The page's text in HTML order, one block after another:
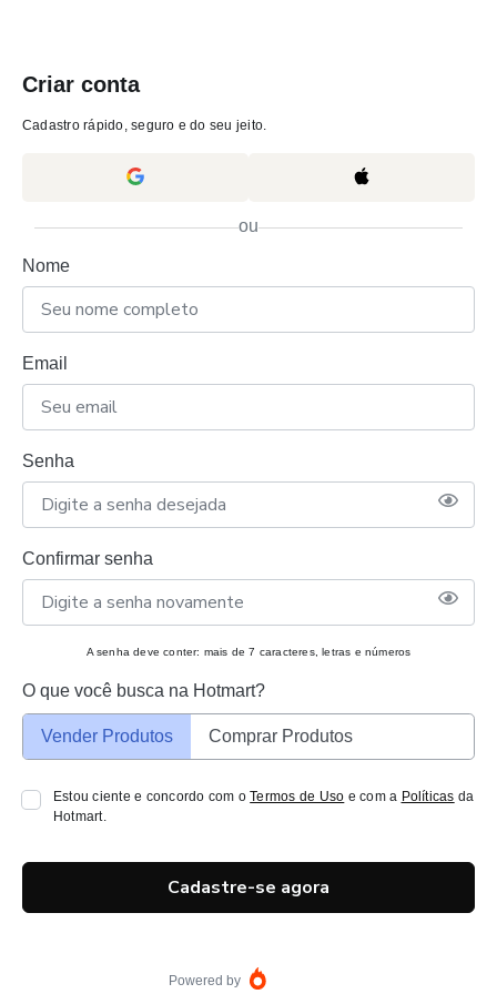
Criar conta
Cadastro rápido, seguro e do seu jeito.
ou
Nome
Email
Senha
Confirmar senha
A senha deve conter: mais de 7 caracteres, letras e números
O que você busca na Hotmart?
Vender Produtos Comprar Produtos
Estou ciente e concordo com oTermos de Uso e com a Políticas da
Hotmart.
Cadastre-se agora
Powered by